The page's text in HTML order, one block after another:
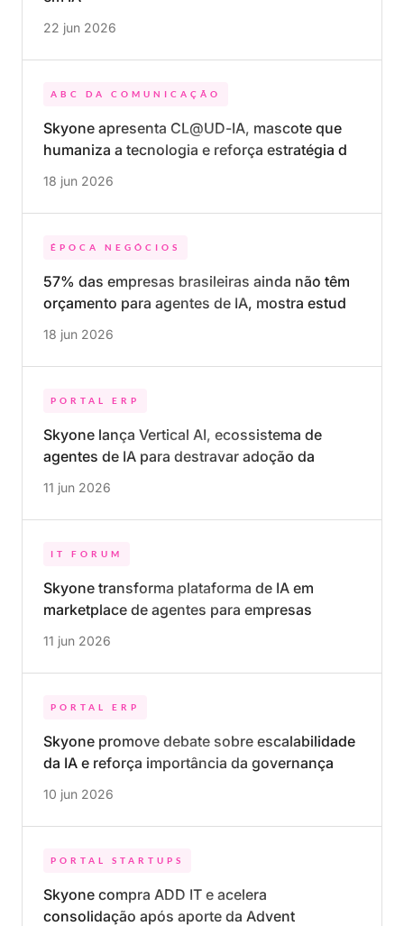
22 jun 2026
ABC DA COMUNICAÇÃO
Skyone apresenta CL@UD-IA, mascote que
humaniza a tecnologia e reforça estratégia de
marca no mercado B2B
18 jun 2026
ÉPOCA NEGÓCIOS
57% das empresas brasileiras ainda não têm
orçamento para agentes de IA, mostra estudo
da Skyone
18 jun 2026
PORTAL ERP
Skyone lança Vertical AI, ecossistema de
agentes de IA para destravar adoção da
tecnologia nas empresas
11 jun 2026
IT FORUM
Skyone transforma plataforma de IA em
marketplace de agentes para empresas
11 jun 2026
PORTAL ERP
Skyone promove debate sobre escalabilidade
da IA e reforça importância da governança
para geração de resultados
10 jun 2026
PORTAL STARTUPS
Skyone compra ADD IT e acelera
consolidação após aporte da Advent